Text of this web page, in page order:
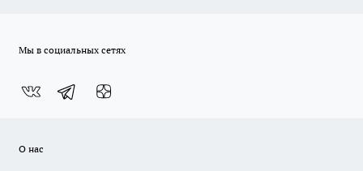
Мы в социальных сетях
О нас